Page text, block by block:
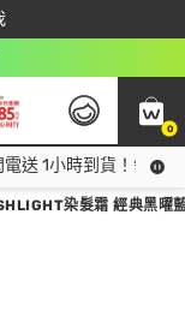
0
送 1小時到貨！領神
染髮霜 經典黑曜